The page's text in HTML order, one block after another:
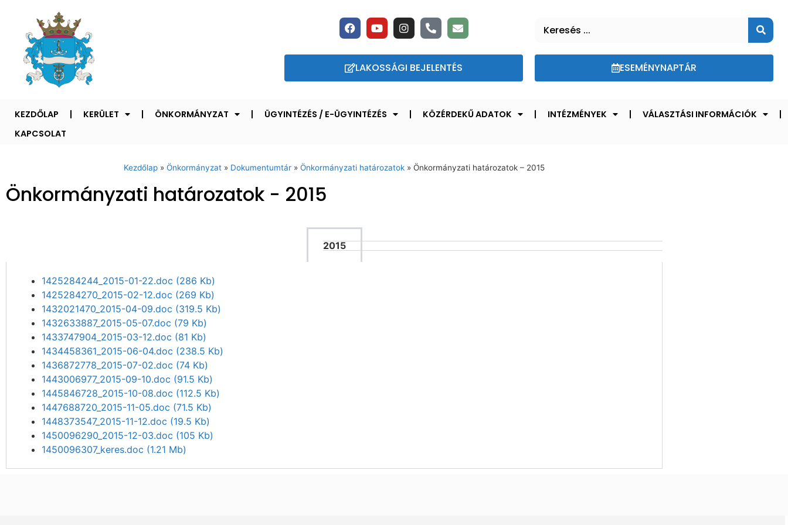
LAKOSSÁGI BEJELENTÉS ESEMÉNYNAPTÁR
KEZDŐLAP KERÜLET ÖNKORMÁNYZAT ÜGYINTÉZÉS / E-ÜGYINTÉZÉS KÖZÉRDEKŰ ADATOK INTÉZMÉNYEK
VÁLASZTÁSI INFORMÁCIÓK
KAPCSOLAT
Kezdőlap » Önkormányzat » Dokumentumtár » Önkormányzati határozatok » Önkormányzati határozatok – 2015
Önkormányzati határozatok - 2015
2015
1425284244_2015-01-22.doc (286 Kb)
1425284270_2015-02-12.doc (269 Kb)
1432021470_2015-04-09.doc (319.5 Kb)
1432633887_2015-05-07.doc (79 Kb)
1433747904_2015-03-12.doc (81 Kb)
1434458361_2015-06-04.doc (238.5 Kb)
1436872778_2015-07-02.doc (74 Kb)
1443006977_2015-09-10.doc (91.5 Kb)
1445846728_2015-10-08.doc (112.5 Kb)
1447688720_2015-11-05.doc (71.5 Kb)
1448373547_2015-11-12.doc (19.5 Kb)
1450096290_2015-12-03.doc (105 Kb)
1450096307_keres.doc (1.21 Mb)